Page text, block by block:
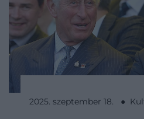
2025. szeptember 18. ●